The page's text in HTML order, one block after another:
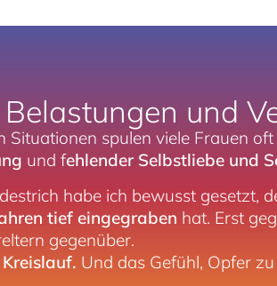
Belastungen und
Situationen spulen viele Frauen
und fehlender Selbstliebe und
habe ich bewusst gesetzt,
tief eingegraben hat. Erst
gegenüber.
Und das Gefühl, Opfer